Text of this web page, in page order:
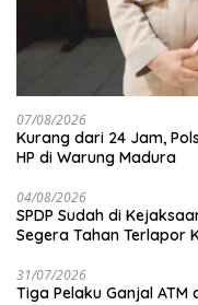
07/08/2026
Kurang dari 24 Jam,
HP di Warung Madura
04/08/2026
SPDP Sudah di
Segera Tahan Terlapor
31/07/2026
Tiga Pelaku Ganjal ATM